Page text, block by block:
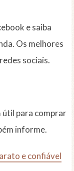
e saiba
Os melhores
sociais.
útil para comprar
informe.
e confiável